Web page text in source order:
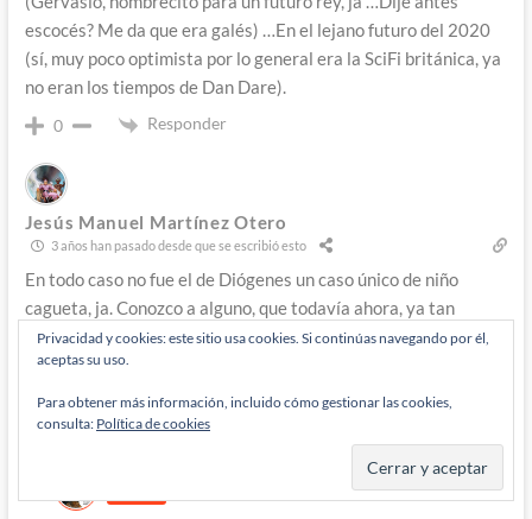
escocés? Me da que era galés) …En el lejano futuro del 2020
(sí, muy poco optimista por lo general era la SciFi británica, ya
no eran los tiempos de Dan Dare).
0 Responder
Jesús Manuel Martínez Otero
3 años han pasado desde que se escribió esto
En todo caso no fue el de Diógenes un caso único de niño
cagueta, ja. Conozco a alguno, que todavía ahora, ya tan
talludito, todavía le acojona la intro de Chocky. Las secuelas
de la exitosa miniserie fueron Chocky’s Children (Los hijos de
Chocky? O algo así lo llamaron acá) y Chocky’s Challenge.
0 Responder
Privacidad y cookies: este sitio usa cookies. Si continúas navegando por él,
aceptas su uso.
Para obtener más información, incluido cómo gestionar las cookies,
consulta: Política de cookies